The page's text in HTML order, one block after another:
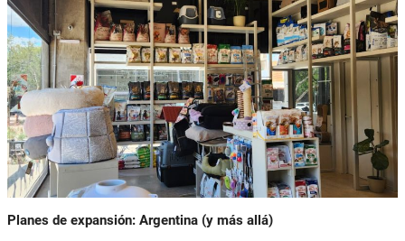
Planes de expansión: Argentina (y más allá)